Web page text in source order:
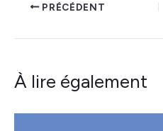
PRÉCÉDENT
À lire également